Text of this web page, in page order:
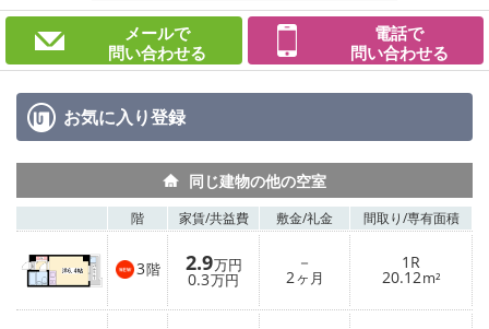
メールで
問い合わせる
電話で
問い合わせる
お気に入り登録
同じ建物の他の空室
階 家賃/共益費 敷金/礼金 間取り/専有面積
3階 2.9万円
0.3万円
－
2ヶ月
1R
20.12m²